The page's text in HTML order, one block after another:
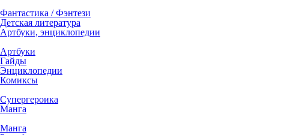
Фантастика / Фэнтези
Детская литература
Артбуки, энциклопедии
Артбуки
Гайды
Энциклопедии
Комиксы
Супергероика
Манга
Манга